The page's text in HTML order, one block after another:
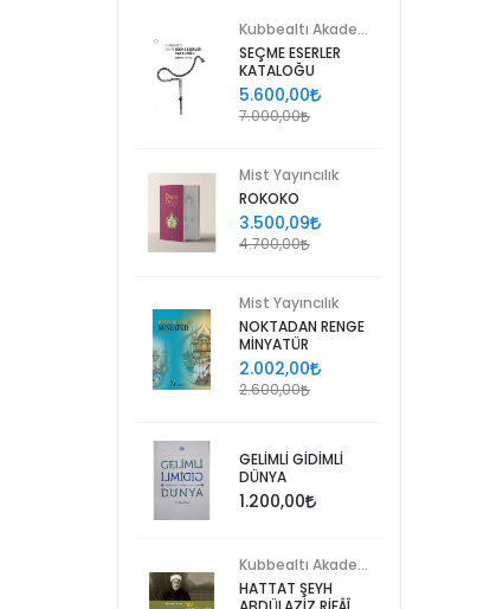
SEÇME ESERLER
KATALOĞU
5.600,00
7.000,00
Mist Yayıncılık
ROKOKO
3.500,09
4.700,00
Mist Yayıncılık
NOKTADAN RENGE
MİNYATÜR
2.002,00
2.600,00
GELİMLİ GİDİMLİ
DÜNYA
1.200,00
HATTAT ŞEYH